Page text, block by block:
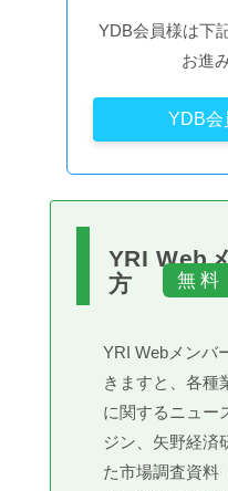
YDB会員様は下
お進
YDB会
YRI Web
方
YRI Webメンバ
きますと、各種
に関するニュー
ジン、矢野経済
た市場調査資料